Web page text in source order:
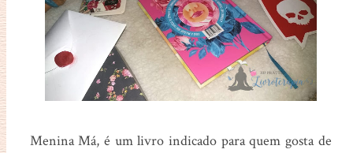
Menina Má, é um livro indicado para quem gosta de